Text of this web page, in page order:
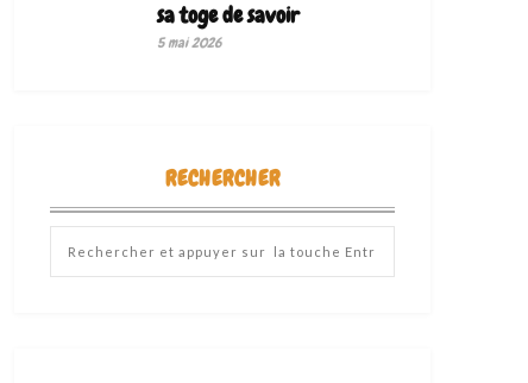
sa toge de savoir ‎
5 mai 2026
RECHERCHER